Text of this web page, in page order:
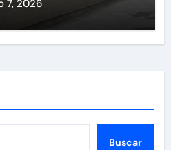
7, 2026
Buscar